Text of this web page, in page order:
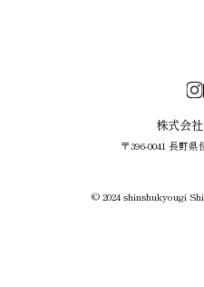
株式会
〒396-0041 長野県
© 2024 shinshukyougi